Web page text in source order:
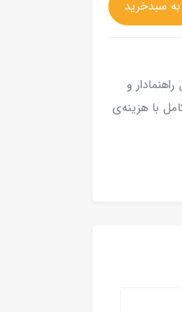
و
با هزینه‌ی